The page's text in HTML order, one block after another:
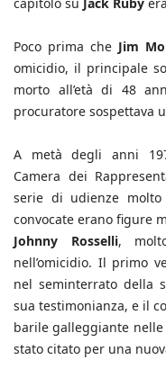
Poco prima che Jim
omicidio, il principale
morto all’età di 48
procuratore sospettava
A metà degli anni
Camera dei
serie di udienze
convocate erano figure
Johnny Rosselli,
nell’omicidio. Il primo
nel seminterrato della
sua testimonianza, e il
barile galleggiante
stato citato per una